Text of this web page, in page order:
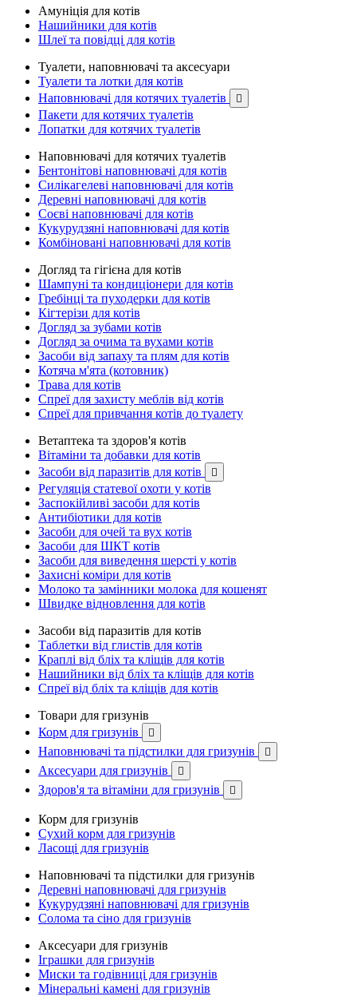
Амуніція для котів
Нашийники для котів
Шлеї та повідці для котів
Туалети, наповнювачі та аксесуари
Туалети та лотки для котів
Наповнювачі для котячих туалетів

Пакети для котячих туалетів
Лопатки для котячих туалетів
Наповнювачі для котячих туалетів
Бентонітові наповнювачі для котів
Силікагелеві наповнювачі для котів
Деревні наповнювачі для котів
Соєві наповнювачі для котів
Кукурудзяні наповнювачі для котів
Комбіновані наповнювачі для котів
Догляд та гігієна для котів
Шампуні та кондиціонери для котів
Гребінці та пуходерки для котів
Кігтерізи для котів
Догляд за зубами котів
Догляд за очима та вухами котів
Засоби від запаху та плям для котів
Котяча м'ята (котовник)
Трава для котів
Спреї для захисту меблів від котів
Спреї для привчання котів до туалету
Ветаптека та здоров'я котів
Вітаміни та добавки для котів
Засоби від паразитів для котів

Регуляція статевої охоти у котів
Заспокійливі засоби для котів
Антибіотики для котів
Засоби для очей та вух котів
Засоби для ШКТ котів
Засоби для виведення шерсті у котів
Захисні коміри для котів
Молоко та замінники молока для кошенят
Швидке відновлення для котів
Засоби від паразитів для котів
Таблетки від глистів для котів
Краплі від бліх та кліщів для котів
Нашийники від бліх та кліщів для котів
Спреї від бліх та кліщів для котів
Товари для гризунів
Корм для гризунів

Наповнювачі та підстилки для гризунів 
Аксесуари для гризунів 
Здоров'я та вітаміни для гризунів 
Корм для гризунів
Сухий корм для гризунів
Ласощі для гризунів
Наповнювачі та підстилки для гризунів
Деревні наповнювачі для гризунів
Кукурудзяні наповнювачі для гризунів
Солома та сіно для гризунів
Аксесуари для гризунів
Іграшки для гризунів
Миски та годівниці для гризунів
Мінеральні камені для гризунів